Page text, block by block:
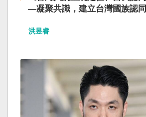
—凝聚共識，建立台灣國族認同
洪昱睿